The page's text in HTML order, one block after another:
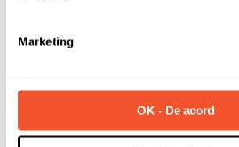
Marketing
OK - De acord